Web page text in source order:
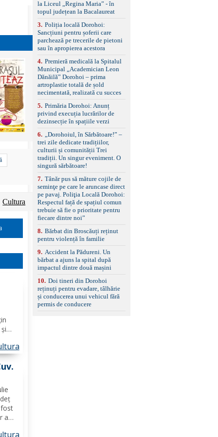
Cultura
şi,
a
panoramică, geamuri
spate fumurii Carlig de
remorcare Bonus: -
Covorașe textile montate
pe mașină. -Ofer și un
set de covorașe din
împreună cu un set de
anvelope de iarnă.
la Liceul „Regina Maria” - în
topul județean la Bacalaureat
3. Poliția locală Dorohoi:
Sancțiuni pentru șoferii care
parchează pe trecerile de pietoni
sau în apropierea acestora
4. Premieră medicală la Spitalul
Municipal „Academician Leon
Dănăilă” Dorohoi – prima
artroplastie totală de șold
necimentată, realizată cu succes
5. Primăria Dorohoi: Anunț
privind execuția lucrărilor de
dezinsecție în spațiile verzi
6.
„Dorohoiul, în Sărbătoare!” –
trei zile dedicate tradițiilor,
culturii și comunității Trei
tradiții. Un singur eveniment. O
singură sărbătoare!
7. Tânăr pus să măture cojile de
seminţe pe care le aruncase direct
pe pavaj. Poliţia Locală Dorohoi:
Respectul față de spațiul comun
trebuie să fie o prioritate pentru
fiecare dintre noi”
8. Bărbat din Broscăuți reținut
pentru violență în familie
9. Accident la Pădureni. Un
bărbat a ajuns la spital după
impactul dintre două mașini
10. Doi tineri din Dorohoi
reținuți pentru evadare, tâlhărie
și conducerea unui vehicul fără
permis de conducere